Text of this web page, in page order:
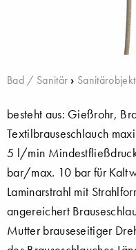
Bad / Sanitär ›
besteht aus: Gießrohr,
Textilbrauseschlauch
5 l/min
bar/max. 10 bar für
Laminarstrahl mit
angereichert
Mutter brauseseitiger